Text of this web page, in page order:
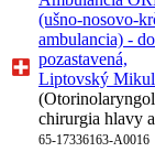
(ušno-nosovo-
ambulancia) -
pozastavená,
Liptovský
chirurgia hlavy
65-17336163-A0016